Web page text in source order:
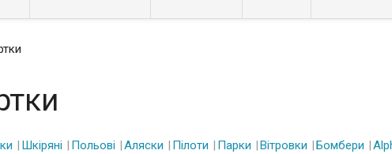
Шкіряні Польові Аляски Пілоти Парки Вітровки Бомбери